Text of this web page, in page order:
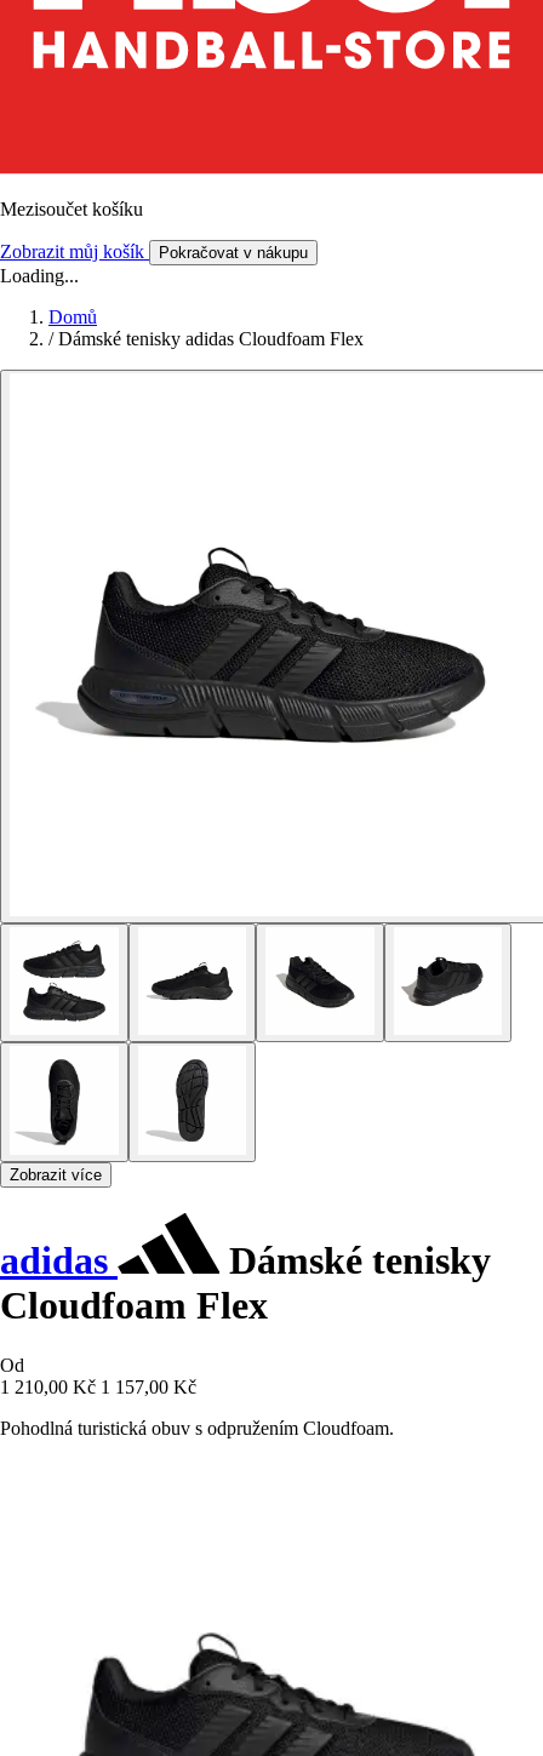
Mezisoučet košíku
Zobrazit můj košík Pokračovat v nákupu
Loading...
Domů
/ Dámské tenisky adidas Cloudfoam Flex
Zobrazit více
adidas
Dámské tenisky
Cloudfoam Flex
Od
1 210,00 Kč 1 157,00 Kč
Pohodlná turistická obuv s odpružením Cloudfoam.